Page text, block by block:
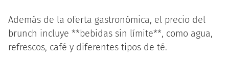
Además de la oferta gastronómica, el precio del
brunch incluye **bebidas sin límite**, como agua,
refrescos, café y diferentes tipos de té.